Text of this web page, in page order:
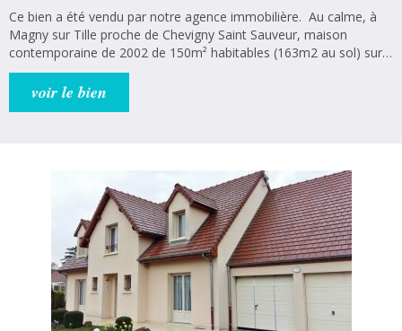
Ce bien a été vendu par notre agence immobilière. Au calme, à
Magny sur Tille proche de Chevigny Saint Sauveur, maison
contemporaine de 2002 de 150m² habitables (163m2 au sol) sur
plus de 800m² de terrain avec piscine sans vis à vis et sous-sol
complet. Au rez-de-chaussée, vous trouverez une entrée de 6m2,
mezzanine de 10m2 desservant 3 vastes chambres avec grands
placards dont 1 en enfilade pouvant servir de bureau ou de salle
de jeux, une salle de bains et un WC séparé. Double vitrage.
Chaudière gaz de ville et possibilité insert ou poêle. Aspiration
centralisée. Sous-sol complet. Réseau DIVIA. Ecoles primaire et
maternelle dans commune. DPE : C. Votre agence est à vote
disposition pour tout vos projets immobilier. Bellis'immo Genlis
21110 (14 rue Bernard Laureau) Bellis Immobilier Dijon 21000 ( 8
rue Marceau)
voir le bien